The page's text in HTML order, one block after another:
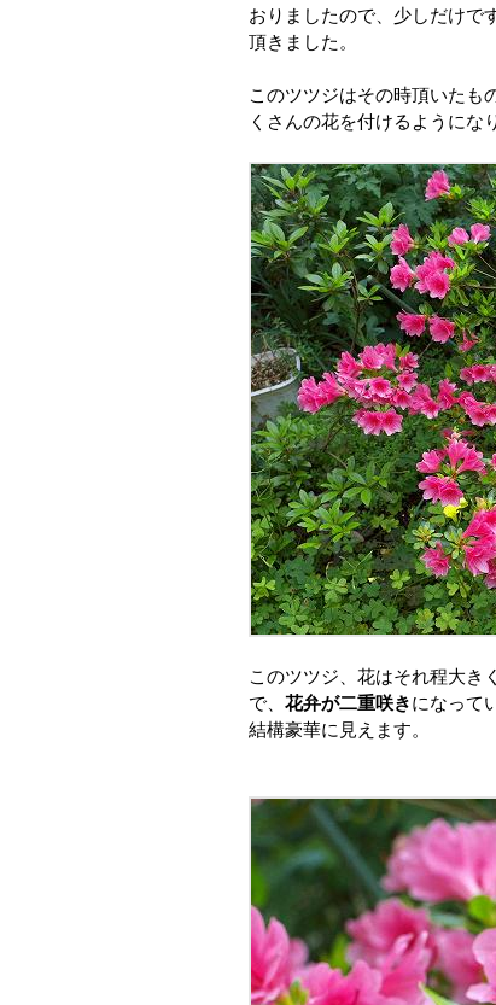
おりましたので、少しだけで
頂きました。
このツツジはその時頂いたも
くさんの花を付けるようにな
このツツジ、花はそれ程大き
で、花弁が二重咲きになって
結構豪華に見えます。